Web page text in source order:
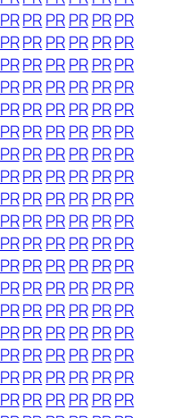
PRPRPRPR PRPR
PRPRPRPR PRPR
PRPRPRPR PRPR
PRPRPRPR PRPR
PRPRPRPR PRPR
PRPRPRPR PRPR
PRPRPRPR PRPR
PRPRPRPR PRPR
PRPRPRPR PRPR
PRPRPRPR PRPR
PRPRPRPR PRPR
PRPRPRPR PRPR
PRPRPRPR PRPR
PRPRPRPR PRPR
PRPRPRPR PRPR
PRPRPRPR PRPR
PRPRPRPR PRPR
PRPRPRPR PRPR